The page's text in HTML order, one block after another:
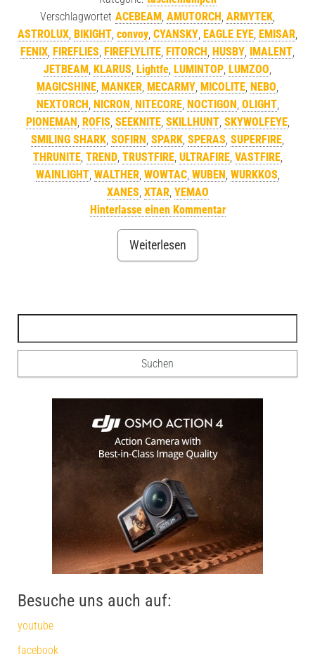
Verschlagwortet ACEBEAM , AMUTORCH , ARMYTEK,
ASTROLUX, BIKIGHT, convoy, CYANSKY, EAGLE EYE, EMISAR,
FENIX, FIREFLIES, FIREFLYLITE, FITORCH , HUSBY, IMALENT,
JETBEAM , KLARUS, Lightfe, LUMINTOP, LUMZOO,
MAGICSHINE, MANKER, MECARMY, MICOLITE, NEBO,
NEXTORCH , NICRON , NITECORE, NOCTIGON , OLIGHT,
PIONEMAN , ROFIS, SEEKNITE, SKILLHUNT, SKYWOLFEYE,
SMILING SHARK, SOFIRN , SPARK, SPERAS, SUPERFIRE,
THRUNITE, TREND, TRUSTFIRE, ULTRAFIRE, VASTFIRE,
WAINLIGHT, WALTHER, WOWTAC, WUBEN , WURKKOS,
XANES, XTAR, YEMAO
Hinterlasse einen Kommentar
Weiterlesen
Besuche uns auch auf:
youtube
facebook